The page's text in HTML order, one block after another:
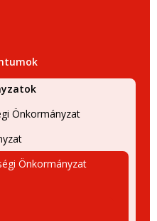
Önkormányzat
Önkormányzat